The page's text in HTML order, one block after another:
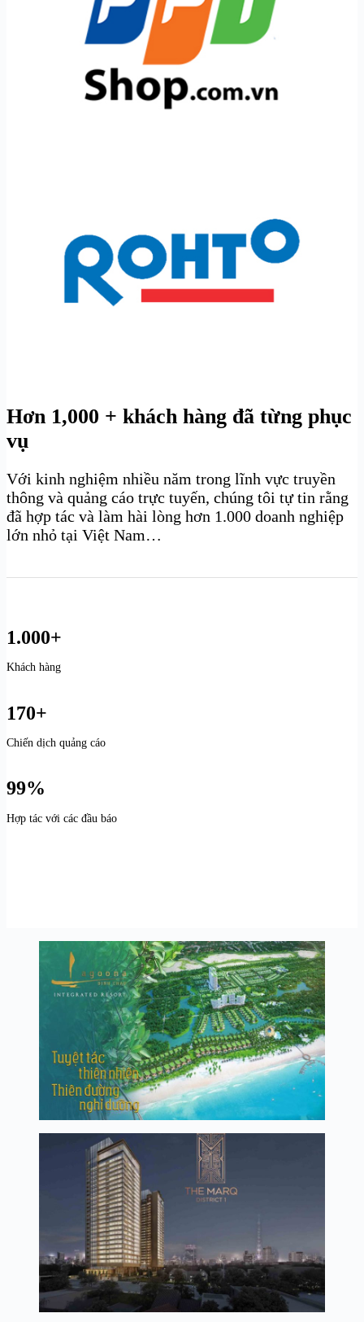
Hơn 1,000 + khách hàng đã từng phục
vụ
Với kinh nghiệm nhiều năm trong lĩnh vực truyền
thông và quảng cáo trực tuyến, chúng tôi tự tin rằng
đã hợp tác và làm hài lòng hơn 1.000 doanh nghiệp
lớn nhỏ tại Việt Nam…
1.000+
Khách hàng
170+
Chiến dịch quảng cáo
99%
Hợp tác với các đầu báo